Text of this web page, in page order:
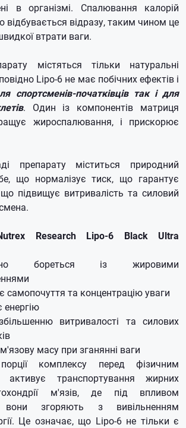
в організмі. Спалювання калорій
відбувається відразу, таким чином це
втрати ваги.
містяться тільки натуральні
Lipo-6 не має побічних ефектів і
спортсменів-початківців так і для
. Один із компонентів матриця
жироспалювання, і прискорює
препарату міститься природний
що нормалізує тиск, що гарантує
підвищує витривалість та силовий
Research Lipo-6 Black Ultra
бореться із жировими
самопочуття та концентрацію уваги
енергію
витривалості та силових
масу при зганянні ваги
комплексу перед фізичним
активує транспортування жирних
м'язів, де під впливом
вони згоряють з вивільненням
Це означає, що Lipo-6 не тільки є